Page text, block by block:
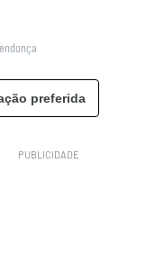
preferida